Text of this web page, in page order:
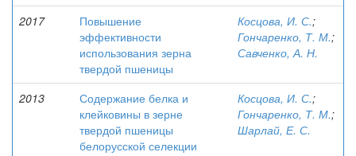
2017
Повышение
эффективности
использования зерна
твердой пшеницы
Косцова, И. С.;
Гончаренко, Т. М.;
Савченко, А. Н.
2013
Содержание белка и
клейковины в зерне
твердой пшеницы
белорусской селекции
Косцова, И. С.;
Гончаренко, Т. М.;
Шарлай, Е. С.